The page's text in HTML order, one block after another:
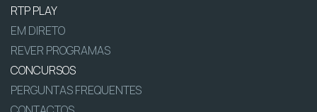
RTP PLAY
EM DIRETO
REVER PROGRAMAS
CONCURSOS
PERGUNTAS FREQUENTES